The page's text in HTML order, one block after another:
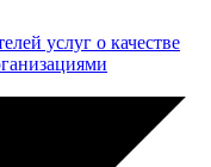
услуг о качестве